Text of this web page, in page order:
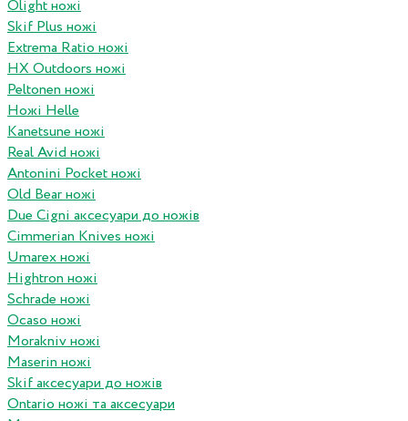
Olight ножі
Skif Plus ножі
Extrema Ratio ножі
HX Outdoors ножі
Peltonen ножі
Ножі Helle
Kanetsune ножі
Real Avid ножі
Antonini Pocket ножі
Old Bear ножі
Due Cigni аксесуари до ножів
Cimmerian Knives ножі
Umarex ножі
Hightron ножі
Schrade ножі
Ocaso ножі
Morakniv ножі
Maserin ножі
Skif аксесуари до ножів
Ontario ножі та аксесуари